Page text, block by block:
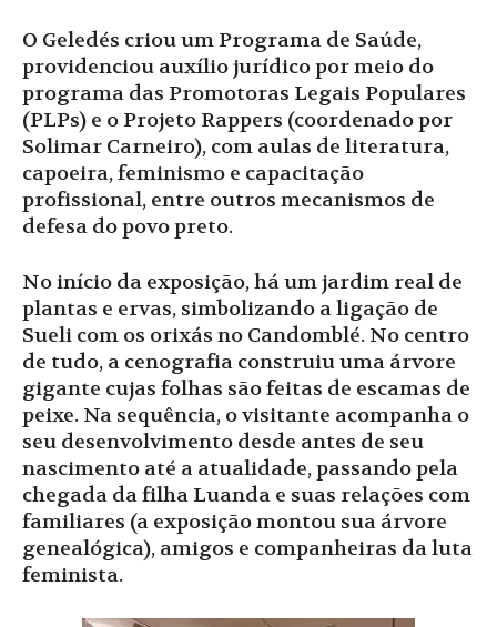
O Geledés criou um Programa de Saúde,
providenciou auxílio jurídico por meio do
programa das Promotoras Legais Populares
(PLPs) e o Projeto Rappers (coordenado por
Solimar Carneiro), com aulas de literatura,
capoeira, feminismo e capacitação
profissional, entre outros mecanismos de
defesa do povo preto.
No início da exposição, há um jardim real de
plantas e ervas, simbolizando a ligação de
Sueli com os orixás no Candomblé. No centro
de tudo, a cenografia construiu uma árvore
gigante cujas folhas são feitas de escamas de
peixe. Na sequência, o visitante acompanha o
seu desenvolvimento desde antes de seu
nascimento até a atualidade, passando pela
chegada da filha Luanda e suas relações com
familiares (a exposição montou sua árvore
genealógica), amigos e companheiras da luta
feminista.